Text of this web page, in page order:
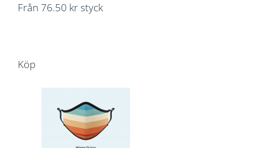
Från 76.50 kr styck
Köp